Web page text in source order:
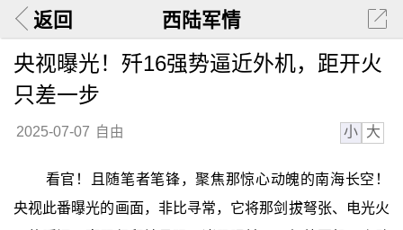
返回 西陆军情
央视曝光！歼16强势逼近外机，距开火
只差一步
2025-07-07 自由 小 大
看官！且随笔者笔锋，聚焦那惊心动魄的南海长空！
央视此番曝光的画面，非比寻常，它将那剑拔弩张、电光火